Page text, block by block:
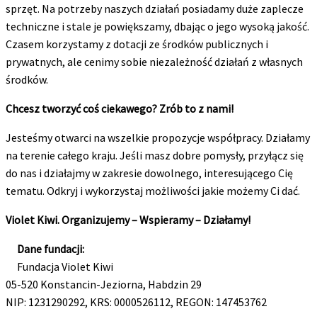
sprzęt. Na potrzeby naszych działań posiadamy duże zaplecze
techniczne i stale je powiększamy, dbając o jego wysoką jakość.
Czasem korzystamy z dotacji ze środków publicznych i
prywatnych, ale cenimy sobie niezależność działań z własnych
środków.
Chcesz tworzyć coś ciekawego? Zrób to z nami!
Jesteśmy otwarci na wszelkie propozycje współpracy. Działamy
na terenie całego kraju. Jeśli masz dobre pomysły, przyłącz się
do nas i działajmy w zakresie dowolnego, interesującego Cię
tematu. Odkryj i wykorzystaj możliwości jakie możemy Ci dać.
Violet Kiwi. Organizujemy – Wspieramy – Działamy!
Dane fundacji:
Fundacja Violet Kiwi
05-520 Konstancin-Jeziorna, Habdzin 29
NIP: 1231290292, KRS: 0000526112, REGON: 147453762